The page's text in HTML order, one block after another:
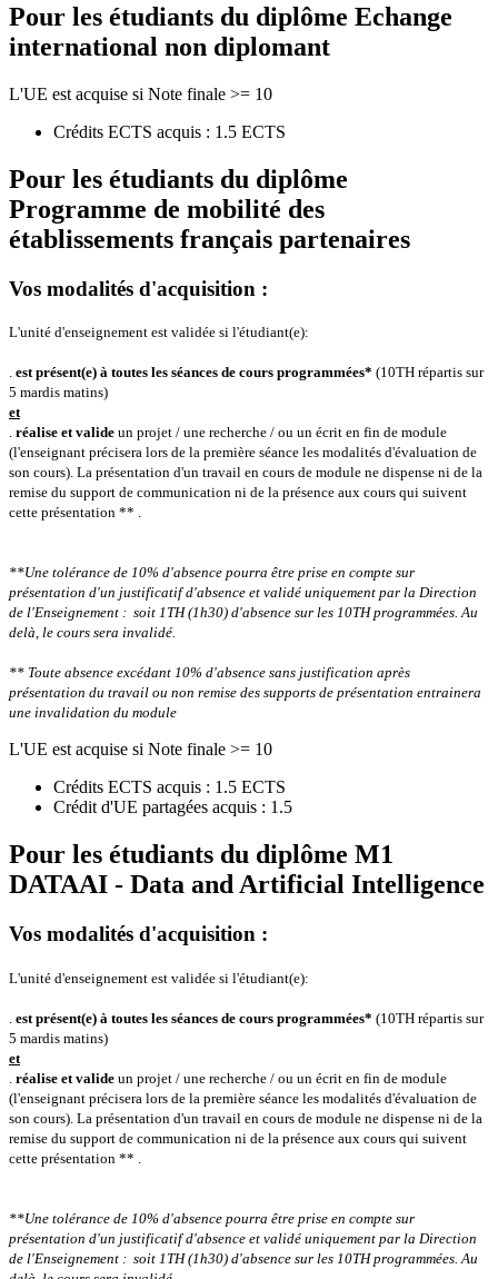
Pour les étudiants du diplôme Echange
international non diplomant
L'UE est acquise si Note finale >= 10
Crédits ECTS acquis : 1.5 ECTS
Pour les étudiants du diplôme
Programme de mobilité des
établissements français partenaires
Vos modalités d'acquisition :
L'unité d'enseignement est validée si l'étudiant(e):
. est présent(e) à toutes les séances de cours programmées* (10TH répartis sur
5 mardis matins)
et
. réalise et valide un projet / une recherche / ou un écrit en fin de module
(l'enseignant précisera lors de la première séance les modalités d'évaluation de
son cours). La présentation d'un travail en cours de module ne dispense ni de la
remise du support de communication ni de la présence aux cours qui suivent
cette présentation ** .
**Une tolérance de 10% d'absence pourra être prise en compte sur
présentation d'un justificatif d'absence et validé uniquement par la Direction
de l'Enseignement : soit 1TH (1h30) d'absence sur les 10TH programmées.Au
delà, le cours sera invalidé.
** Toute absence excédant 10% d'absence sans justification après
présentation du travail ou non remise des supports de présentation entrainera
une invalidation du module
L'UE est acquise si Note finale >= 10
Crédits ECTS acquis : 1.5 ECTS
Crédit d'UE partagées acquis : 1.5
Pour les étudiants du diplôme M1
DATAAI - Data and Artificial Intelligence
Vos modalités d'acquisition :
L'unité d'enseignement est validée si l'étudiant(e):
est présent(e) à toutes les séances de cours programmées* (10TH répartis sur
5 mardis matins)
et
réalise et valide un projet / une recherche / ou un écrit en fin de module
(l'enseignant précisera lors de la première séance les modalités d'évaluation de
son cours). La présentation d'un travail en cours de module ne dispense ni de la
remise du support de communication ni de la présence aux cours qui suivent
cette présentation ** .
**Une tolérance de 10% d'absence pourra être prise en compte sur
présentation d'un justificatif d'absence et validé uniquement par la Direction
de l'Enseignement : soit 1TH (1h30) d'absence sur les 10TH programmées. Au